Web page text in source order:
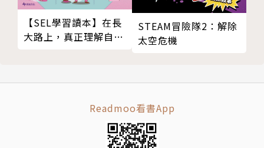
火龍媽媽
小火龍的媽媽。原本是主角之一，但這集卻戲份很少，
她一直向作者抗議，但作者卻假裝沒聽到。
長大，現在退休了，偶而陪孩子打棒球。是個好脾氣的
【SEL學習讀本】在長
大路上，真正理解自己
STEAM冒險隊2：解除
太空危機
Readmoo看書App